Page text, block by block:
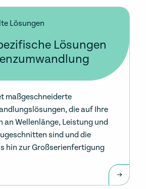
Lösungen
Lösungen
maßgeschneiderte
die auf Ihre
an Wellenlänge, Leistung und
sind und die
hin zur Großserienfertigung